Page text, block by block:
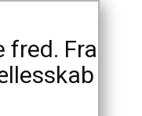
fred. Fra